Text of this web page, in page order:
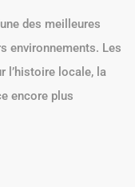
des meilleures
environnements. Les
l’histoire locale, la
encore plus